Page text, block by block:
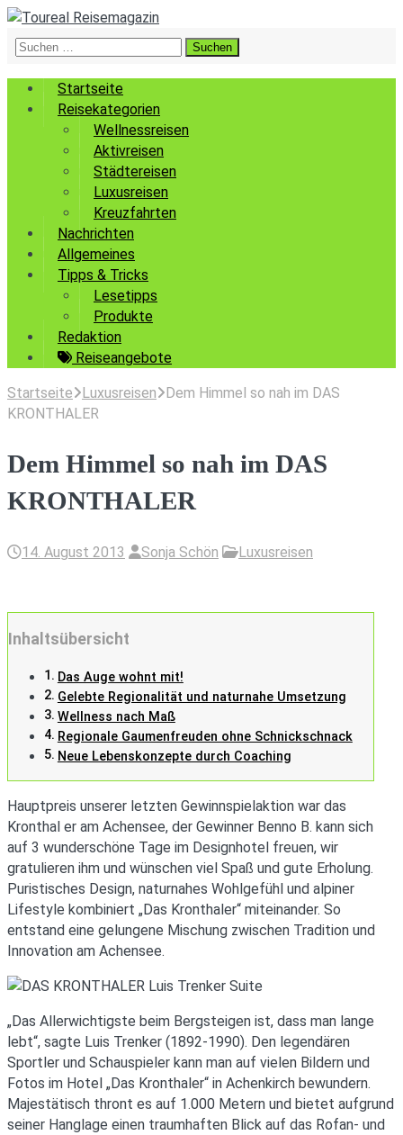
Suchen
Startseite
Reisekategorien
Wellnessreisen
Aktivreisen
Städtereisen
Luxusreisen
Kreuzfahrten
Nachrichten
Allgemeines
Tipps & Tricks
Lesetipps
Produkte
Redaktion
Reiseangebote
Startseite Luxusreisen
Dem Himmel so nah im DAS
KRONTHALER
Dem Himmel so nah im DAS
KRONTHALER
14. August 2013 Sonja Schön Luxusreisen
Inhaltsübersicht
Das Auge wohnt mit!
Gelebte Regionalität und naturnahe Umsetzung
Wellness nach Maß
Regionale Gaumenfreuden ohne Schnickschnack
Neue Lebenskonzepte durch Coaching
Hauptpreis unserer letzten Gewinnspielaktion war das
Kronthal er am Achensee, der Gewinner Benno B. kann sich
auf 3 wunderschöne Tage im Designhotel freuen, wir
gratulieren ihm und wünschen viel Spaß und gute Erholung.
Puristisches Design, naturnahes Wohlgefühl und alpiner
Lifestyle kombiniert „Das Kronthaler“ miteinander. So
entstand eine gelungene Mischung zwischen Tradition und
Innovation am Achensee.
„Das Allerwichtigste beim Bergsteigen ist, dass man lange
lebt“, sagte Luis Trenker (1892-1990). Den legendären
Sportler und Schauspieler kann man auf vielen Bildern und
Fotos im Hotel „Das Kronthaler“ in Achenkirch bewundern.
Majestätisch thront es auf 1.000 Metern und bietet aufgrund
seiner Hanglage einen traumhaften Blick auf das Rofan- und